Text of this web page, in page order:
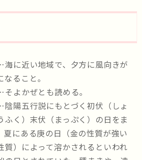
に近い地域で、夕方に風向きが
ること。
よかぜとも読める。
陽五行説にもとづく初伏（しょ
ふく）末伏（まっぷく）の日をま
夏にある庚の日（金の性質が強い
質）によって溶かされるといわれ